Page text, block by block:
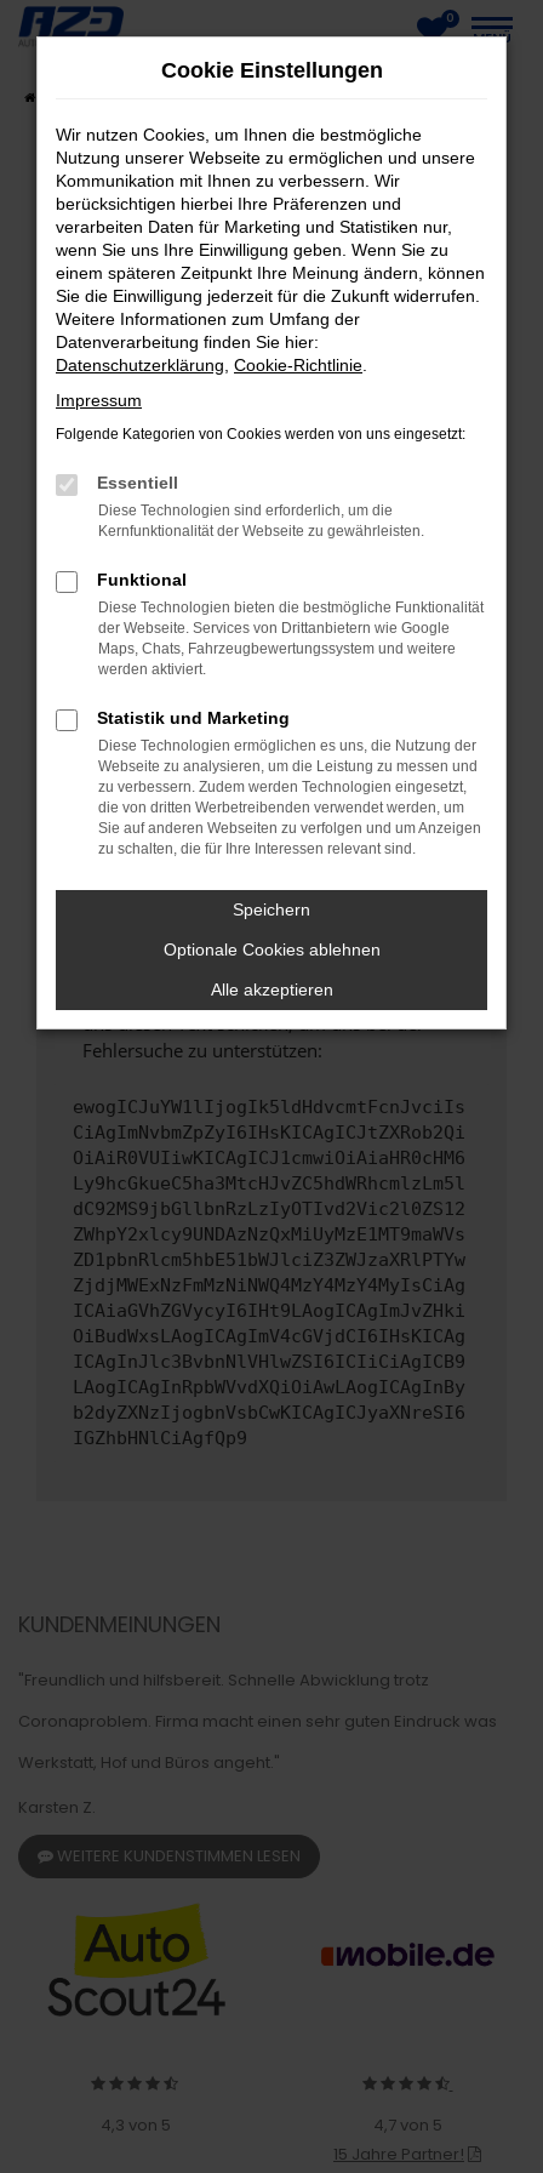
Zum
springen
0
MENÜ
FEHLER: NETWORK ERROR
Beim Laden ist ein Fehler aufgetreten.
Hier sind ein paar Tipps, die dir helfen können:
Überprüfe deine Firewall und deine
Internetverbindung.
Laden andere Webseiten, zum Beispiel deine
Suchmaschine?
Manche Erweiterungen, wie Werbeblocker,
können das Laden bestimmter Seiten
verhindern. Funktioniert die Seite in einem
anderen Browser oder in einem privaten
Fenster?
Starte dein Gerät neu.
Das kann manchmal helfen, vorübergehende
Stelle sicher, dass dein Browser und dein
Betriebssystem auf dem neuesten Stand
sind.
Veraltete Software birgt nicht nur ein
Sicherheitsrisiko, sondern kann auch dazu
führen, dass bestimmte Funktionen nicht mehr
Wende dich an den Webseitenbetreiber.
Wenn du alle oben genannten Schritte versucht
versuchen, das Problem zu beheben. Du kannst
uns diesen Text schicken, um uns bei der
Fehlersuche zu unterstützen:
ewogICJuYW1lIjogIk5ldHdvcmtFcnJvciIs
CiAgImNvbmZpZyI6IHsKICAgICJtZXRob2Qi
OiAiR0VUIiwKICAgICJ1cmwiOiAiaHR0cHM6
Ly9hcGkueC5ha3MtcHJvZC5hdWRhcmlzLm5l
dC92MS9jbGllbnRzLzIyOTIvd2Vic2l0ZS12
ZWhpY2xlcy9UNDAzNzQxMiUyMzE1MT9maWVs
ZD1pbnRlcm5hbE51bWJlciZ3ZWJzaXRlPTYw
ZjdjMWExNzFmMzNiNWQ4MzY4MzY4MyIsCiAg
ICAiaGVhZGVycyI6IHt9LAogICAgImJvZHki
OiBudWxsLAogICAgImV4cGVjdCI6IHsKICAg
ICAgInJlc3BvbnNlVHlwZSI6ICIiCiAgICB9
LAogICAgInRpbWVvdXQiOiAwLAogICAgInBy
b2dyZXNzIjogbnVsbCwKICAgICJyaXNreSI6
IGZhbHNlCiAgfQp9
KUNDENMEINUNGEN
"Freundlich und hilfsbereit. Schnelle Abwicklung trotz
Coronaproblem. Firma macht einen sehr guten Eindruck was
Werkstatt, Hof und Büros angeht."
Karsten Z.
WEITERE KUNDENSTIMMEN LESEN
4,3 von 5
4,7 von 5
15 Jahre Partner!
Cookie Einstellungen
Wir nutzen Cookies, um Ihnen die bestmögliche
Nutzung unserer Webseite zu ermöglichen und unsere
Kommunikation mit Ihnen zu verbessern. Wir
berücksichtigen hierbei Ihre Präferenzen und
verarbeiten Daten für Marketing und Statistiken nur,
wenn Sie uns Ihre Einwilligung geben. Wenn Sie zu
einem späteren Zeitpunkt Ihre Meinung ändern, können
Sie die Einwilligung jederzeit für die Zukunft widerrufen.
Weitere Informationen zum Umfang der
Datenverarbeitung finden Sie hier:
Datenschutzerklärung Cookie-Richtlinie
Impressum
Folgende Kategorien von Cookies werden von uns eingesetzt:
Essentiell
Diese Technologien sind erforderlich, um die
Kernfunktionalität der Webseite zu gewährleisten.
Funktional
Diese Technologien bieten die bestmögliche Funktionalität
der Webseite. Services von Drittanbietern wie Google
Maps, Chats, Fahrzeugbewertungssystem und weitere
werden aktiviert.
Statistik und Marketing
Diese Technologien ermöglichen es uns, die Nutzung der
Webseite zu analysieren, um die Leistung zu messen und
zu verbessern. Zudem werden Technologien eingesetzt,
die von dritten Werbetreibenden verwendet werden, um
Sie auf anderen Webseiten zu verfolgen und um Anzeigen
zu schalten, die für Ihre Interessen relevant sind.
Speichern
Optionale Cookies ablehnen
Alle akzeptieren